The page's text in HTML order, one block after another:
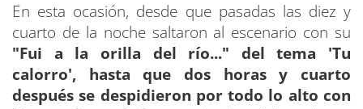
En esta ocasión, desde que pasadas las diez y
cuarto de la noche saltaron al escenario con su
"Fui a la orilla del río..." del tema 'Tu
calorro', hasta que dos horas y cuarto
después se despidieron por todo lo alto con